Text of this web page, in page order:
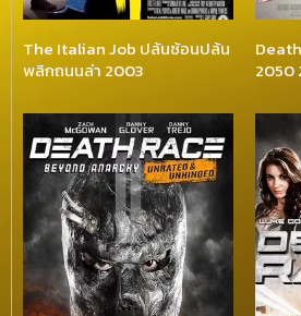
The Italian Job ปล้นซ้อนปล้น
พลิกถนนล่า 2003
2050